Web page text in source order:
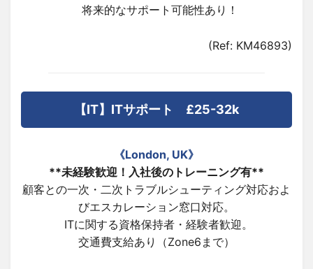
将来的なサポート可能性あり！
(Ref: KM46893)
【IT】ITサポート £25-32k
《London, UK》
**未経験歓迎！入社後のトレーニング有**
顧客との一次・二次トラブルシューティング対応およ
びエスカレーション窓口対応。
ITに関する資格保持者・経験者歓迎。
交通費支給あり（Zone6まで）